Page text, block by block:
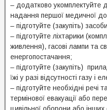
– додатково укомплектуйте
надання першої медичної
– підготуйте (закупіть)
– підготуйте ліхтарики
живлення), гасові лампи та
енергопостачання;
– підготуйте (закупіть)
їжі у разі відсутності газу і
– підготуйте необхідні речі
термінової евакуації або
цивільної оборони або інших